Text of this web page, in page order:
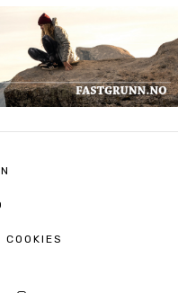
COOKIES